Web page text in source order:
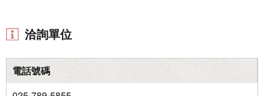
洽詢單位
電話號碼